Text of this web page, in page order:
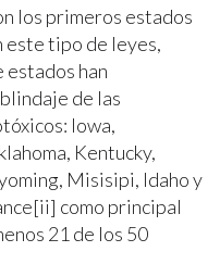
los primeros estados
este tipo de leyes,
han
de las
Iowa,
Kentucky,
Misisipi, Idaho y
como principal
21 de los 50